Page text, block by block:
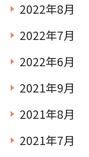
2022年8月
2022年7月
2022年6月
2021年9月
2021年8月
2021年7月